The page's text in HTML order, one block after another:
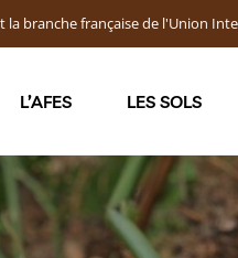
la branche française de l'Union
L’AFES LES SOLS